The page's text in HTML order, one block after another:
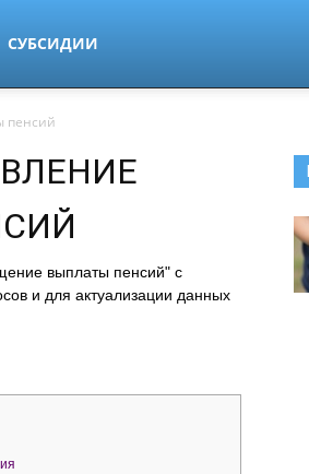
СУБСИДИИ
пенсий
выплаты пенсий" с
и для актуализации данных